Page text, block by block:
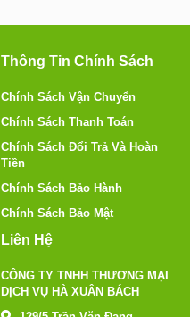
Thông Tin Chính Sách
Chính Sách Vận Chuyển
Chính Sách Thanh Toán
Chính Sách Đổi Trả Và Hoàn
Tiền
Chính Sách Bảo Hành
Chính Sách Bảo Mật
Liên Hệ
CÔNG TY TNHH THƯƠNG MẠI
DỊCH VỤ HÀ XUÂN BÁCH